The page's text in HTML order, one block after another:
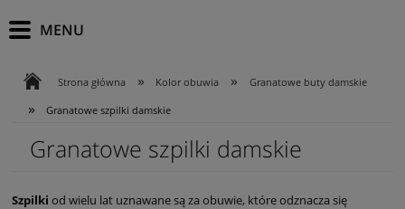
Strona główna » Kolor obuwia » Granatowe buty damskie
» Granatowe szpilki damskie
Granatowe szpilki damskie
Szpilki od wielu lat uznawane są za obuwie, które odznacza się